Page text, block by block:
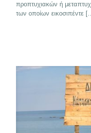
προπτυχιακών ή
των οποίων εικοσιπέντε